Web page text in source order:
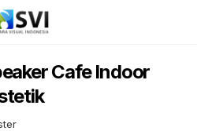
Cafe Indoor